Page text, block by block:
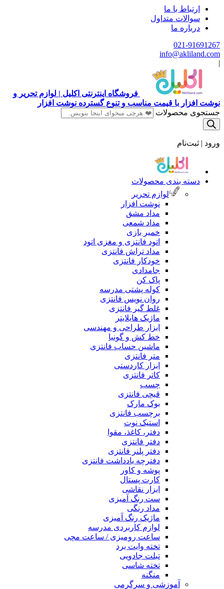
ارتباط با ما
سوالات متداول
درباره ما
021-91691267
info@akliland.com
|
فروشگاه اینترنتی اکلیل | لوازم تحریر و
نوشت افزار با قیمت مناسب و تنوع گسترده نوشت افزار
جستجوی محصولات
ورود | ثبت‌نام
دسته بندی محصولات
لوازم تحریر
نوشت افزار
مداد مشق
مداد شمعی
خمیر بازی
اتود فانتزی و مغزی اتود
مداد تراش فانتزی
خودکار فانتزی
جامدادی
پاک کن
کوله پشتی مدرسه
روان نویس فانتزی
غلط گیر فانتزی
ماژیک هایلایتر
ابزار طراحی و مهندسی
خط کش و گونیا
ماشین حساب فانتزی
متر فانتزی
ابزار کاردستی
کاتر فانتزی
چسب
قیچی فانتزی
بوک مارک
برچسب فانتزی
استیک نوت
دفتر، کاغذ، مقوا
دفتر فانتزی
دفتر پلنر فانتزی
دفترچه یادداشت فانتزی
پوشه و کاور
کارت پستال
ابزار نقاشی
ست رنگ آمیزی
مداد رنگی
ماژیک رنگ آمیزی
لوازم کاربردی مدرسه
ساعت رومیزی / ساعت مچی
تخته وایت برد
تبلت جادویی
تخته شاسی
منگنه
آموزشی و سرگرمی